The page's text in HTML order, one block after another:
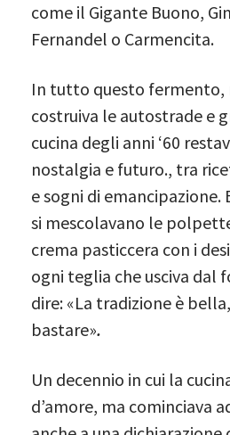
come il Gigante Buono,
Fernandel o Carmencita.
In tutto questo fermento,
costruiva le autostrade e
cucina degli anni ‘60
nostalgia e futuro., tra
e sogni di emancipazione.
si mescolavano le
crema pasticcera con i
ogni teglia che usciva dal
dire: «La tradizione è
bastare».
Un decennio in cui la
d’amore, ma cominciava